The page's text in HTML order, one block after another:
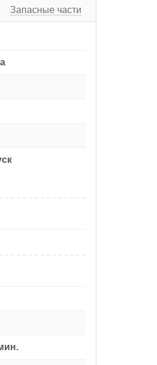
Запасные части